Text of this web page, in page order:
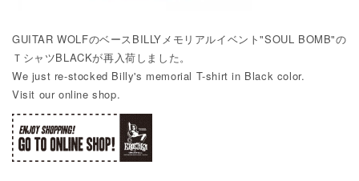
GUITAR WOLFのベースBILLYメモリアルイベント"SOUL BOMB"の
ＴシャツBLACKが再入荷しました。
We just re-stocked Billy's memorial T-shirt in Black color.
Visit our online shop.